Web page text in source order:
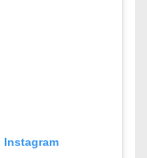
Instagram